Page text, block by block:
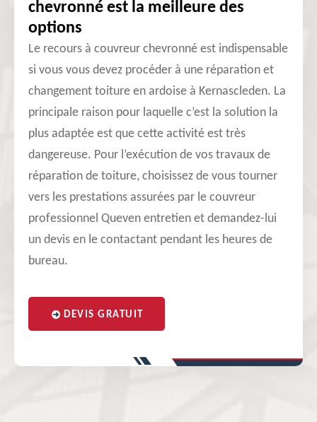
chevronné est la meilleure des
options
Le recours à couvreur chevronné est indispensable
si vous vous devez procéder à une réparation et
changement toiture en ardoise à Kernascleden. La
principale raison pour laquelle c’est la solution la
plus adaptée est que cette activité est très
dangereuse. Pour l’exécution de vos travaux de
réparation de toiture, choisissez de vous tourner
vers les prestations assurées par le couvreur
professionnel Queven entretien et demandez-lui
un devis en le contactant pendant les heures de
bureau.
DEVIS GRATUIT